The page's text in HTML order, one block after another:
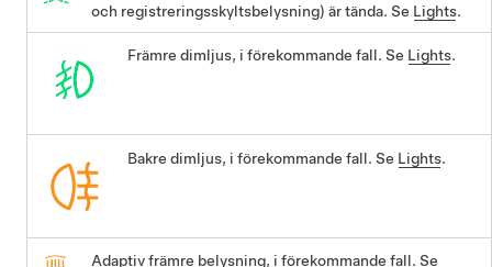
och registreringsskyltsbelysning) är tända. Se Lights.
Främre dimljus, i förekommande fall. Se Lights.
Bakre dimljus, i förekommande fall. Se Lights.
Adaptiv främre belysning, i förekommande fall. Se